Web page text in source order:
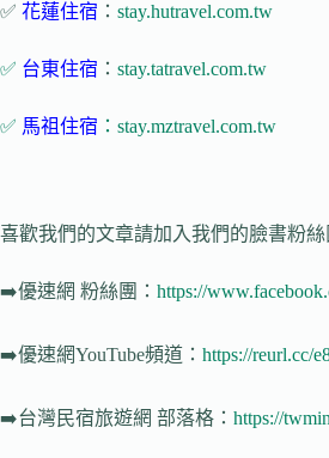
✅ 花蓮住宿 ： stay.hutravel.com.tw
✅ 台東住宿 ： stay.tatravel.com.tw
✅ 馬祖住宿 ：stay.mztravel.com.tw
喜歡我們的文章請加入我們的臉書粉絲
➡️優速網 粉絲團： https://
➡️優速網YouTube頻道： https://reurl.cc/
➡️台灣民宿旅遊網 部落格： https://